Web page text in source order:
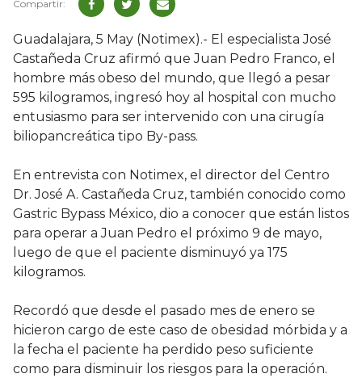
Guadalajara, 5 May (Notimex).- El especialista José
Castañeda Cruz afirmó que Juan Pedro Franco, el
hombre más obeso del mundo, que llegó a pesar
595 kilogramos, ingresó hoy al hospital con mucho
entusiasmo para ser intervenido con una cirugía
biliopancreática tipo By-pass.
En entrevista con Notimex, el director del Centro
Dr. José A. Castañeda Cruz, también conocido como
Gastric Bypass México, dio a conocer que están listos
para operar a Juan Pedro el próximo 9 de mayo,
luego de que el paciente disminuyó ya 175
kilogramos.
Recordó que desde el pasado mes de enero se
hicieron cargo de este caso de obesidad mórbida y a
la fecha el paciente ha perdido peso suficiente
como para disminuir los riesgos para la operación.